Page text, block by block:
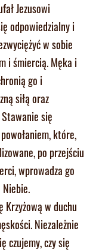
Jezusowi
odpowiedzialny i
w sobie
i śmiercią. Męka i
go i
siłą oraz
się
które,
po przejściu
wprowadza go
Niebie.
Krzyżową w duchu
Niezależnie
czujemy, czy się